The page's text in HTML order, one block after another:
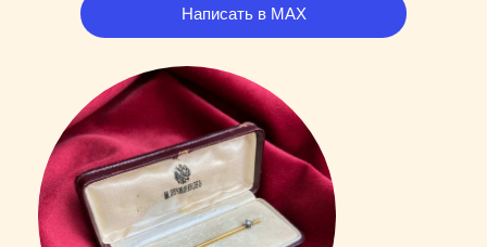
Написать в MAX